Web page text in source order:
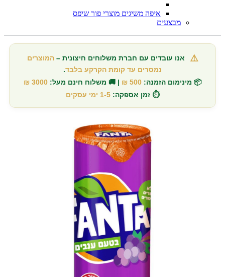
איפה משיגים מוצרי פור שיפס
מבצעים
⚠️ אנו עובדים עם חברת משלוחים חיצונית –המוצרים
נמסרים עד קומת הקרקע בלבד.
📦 מינימום הזמנה: 500 ₪ | 🚚 משלוח חינם מעל: 3000 ₪
⏱️ זמן אספקה: 1-5 ימי עסקים